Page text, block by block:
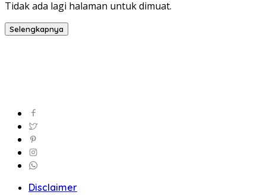
Tidak ada lagi halaman untuk dimuat.
Selengkapnya
Disclaimer